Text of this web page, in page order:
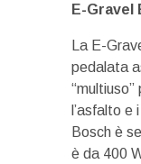
E-Gravel
La E-
pedalata
l’asfalto
Bosch è
è da 400